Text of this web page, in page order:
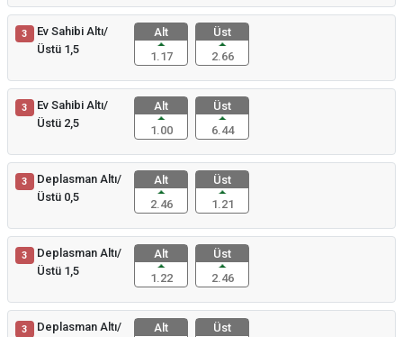
3
Ev Sahibi Altı/
Üstü 1,5
Alt
1.17
Üst
2.66
3
Ev Sahibi Altı/
Üstü 2,5
Alt
1.00
Üst
6.44
3
Deplasman Altı/
Üstü 0,5
Alt
2.46
Üst
1.21
3
Deplasman Altı/
Üstü 1,5
Alt
1.22
Üst
2.46
3
Deplasman Altı/
Alt
Üst